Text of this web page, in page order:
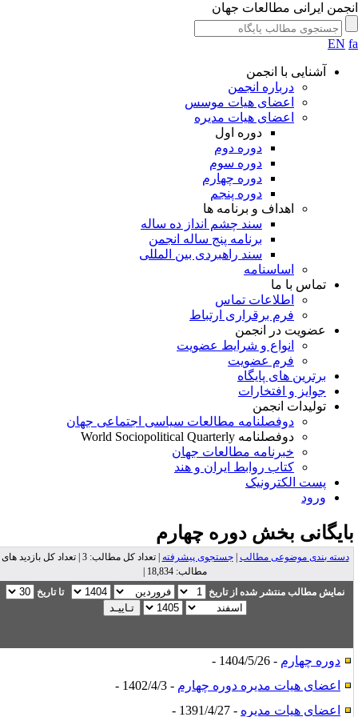
ایرانی مطالعات جهان
EN
آشنایی با انجمن
درباره انجمن
اعضای هیات موسس
اعضای هیات مدیره
دوره اول
دوره دوم
دوره سوم
دوره چهارم
دوره پنجم
اهداف و برنامه ها
سند چشم انداز ده ساله
برنامه پنج ساله انجمن
سند راهبردی بین المللی
اساسنامه
تماس با ما
اطلاعات تماس
فرم برقراری ارتباط
عضویت در انجمن
انواع و شرایط عضویت
فرم عضویت
برترین های پایگاه
جوایز و افتخارات
تولیدات انجمن
دوفصلنامه مطالعات سیاسی اجتماعی جهان
دوفصلنامه World Sociopolitical Quarterly
خبرنامه مطالعات جهان
کتاب روابط ایران و هند
پست الکترونیک
ورود
بخشدوره چهارم
دسته بندی موضوعی مطالب|جستجوی پیشرفته
| تعداد کل مطالب: 3 | تعداد کل بازدید های
مطالب: 18,834 |
نمایش مطالب منتشر شده از تاریخ
تا تاریخ
دوره چهارم - 1404/5/26 -
اعضای هیات مدیره دوره چهارم - 1402/4/3 -
اعضای هیات مدیره - 1391/4/27 -